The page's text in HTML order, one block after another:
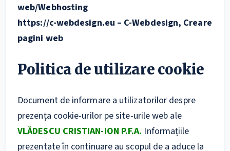
web/Webhosting
https://c-webdesign.eu – C-Webdesign, Creare
pagini web
Politica de utilizare cookie
Document de informare a utilizatorilor despre
prezența cookie-urilor pe site-urile web ale
VLĂDESCU CRISTIAN-ION P.F.A. Informațiile
prezentate în continuare au scopul de a aduce la